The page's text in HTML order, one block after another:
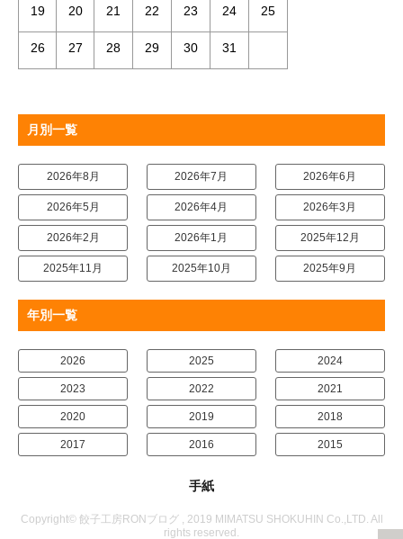
19 20 21 22 23 24 25
26 27 28 29 30 31
月別一覧
2026年8月 2026年7月 2026年6月
2026年5月 2026年4月 2026年3月
2026年2月 2026年1月 2025年12月
2025年11月 2025年10月 2025年9月
年別一覧
2026 2025 2024
2023 2022 2021
2020 2019 2018
2017 2016 2015
手紙
Copyright© 餃子工房RONブログ , 2019 MIMATSU SHOKUHIN Co.,LTD. All
rights reserved.